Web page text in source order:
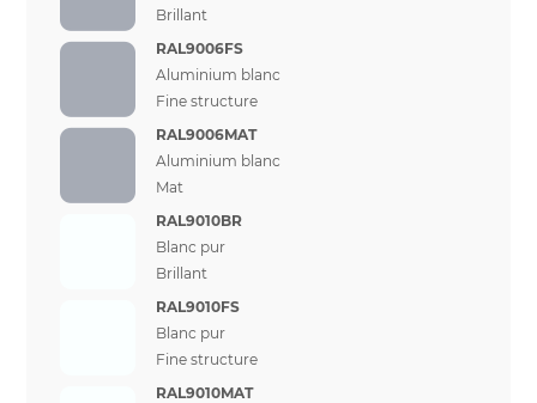
Brillant
RAL9006FS
Aluminium blanc
Fine structure
RAL9006MAT
Aluminium blanc
Mat
RAL9010BR
Blanc pur
Brillant
RAL9010FS
Blanc pur
Fine structure
RAL9010MAT